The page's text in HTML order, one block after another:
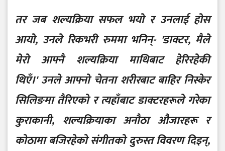
तर जब शल्यक्रिया सफल भयो र उनलाई होस
आयो, उनले रिकभरी रुममा भनिन्- 'डाक्टर, मैले
मेरो आफ्नै शल्यक्रिया माथिबाट हेरिरहेकी
थिएँ।' उनले आफ्नो चेतना शरीरबाट बाहिर निस्केर
सिलिङमा तैरिएको र त्यहाँबाट डाक्टरहरूले गरेका
कुराकानी, शल्यक्रियाका अनौठा औजारहरू र
कोठामा बजिरहेको संगीतको दुरुस्त विवरण दिइन्,